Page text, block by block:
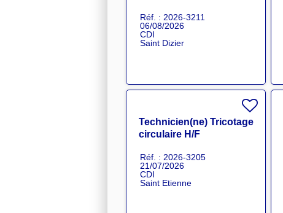
Réf. : 2026-3211
06/08/2026
CDI
Saint Dizier
Technicien(ne) Tricotage
circulaire H/F
Réf. : 2026-3205
21/07/2026
CDI
Saint Etienne